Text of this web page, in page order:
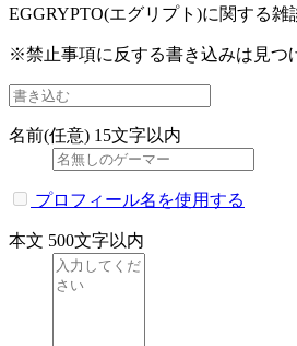
EGGRYPTO(エグリプト)に関する
※禁止事項に反する書き込みは見つ
名前(任意) 15文字以内
プロフィール名を使用する
本文 500文字以内